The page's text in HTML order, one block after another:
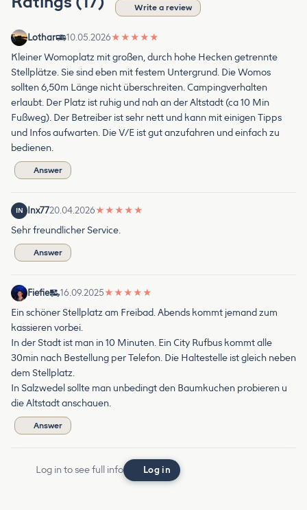
Write a review
Lothar 10.05.2026★ ★ ★ ★ ★
Kleiner Womoplatz mit großen, durch hohe Hecken getrennte
Stellplätze. Sie sind eben mit festem Untergrund. Die Womos
sollten 6,50m Länge nicht überschreiten. Campingverhalten
erlaubt. Der Platz ist ruhig und nah an der Altstadt (ca 10 Min
Fußweg). Der Betreiber ist sehr nett und kann mit einigen Tipps
und Infos aufwarten. Die V/E ist gut anzufahren und einfach zu
bedienen.
Answer
IN Inx7720.04.2026★ ★ ★ ★ ★
Sehr freundlicher Service.
Answer
Fiefie 16.09.2025★ ★ ★ ★ ★
Ein schöner Stellplatz am Freibad. Abends kommt jemand zum
kassieren vorbei.
In der Stadt ist man in 10 Minuten. Ein City Rufbus kommt alle
30min nach Bestellung per Telefon. Die Haltestelle ist gleich neben
dem Stellplatz.
In Salzwedel sollte man unbedingt den Baumkuchen probieren u
die Altstadt anschauen.
Answer
Log in to see full info Log in